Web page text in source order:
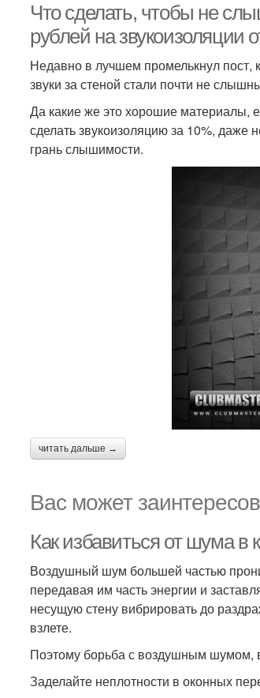
Что сделать, чтобы не
рублей на звукоизоляции
Недавно в лучшем промелькнул пост,
звуки за стеной стали почти не
Да какие же это хорошие материалы,
сделать звукоизоляцию за 10%, даже
грань слышимости.
читать дальше →
Вас может
Как избавиться от шума
Воздушный шум большей частью
передавая им часть энергии и
несущую стену вибрировать до
взлете.
Поэтому борьба с воздушным шумом,
Заделайте неплотности в оконных